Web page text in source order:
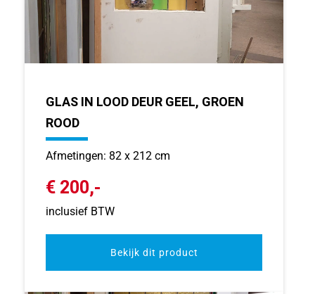
GLAS IN LOOD DEUR GEEL, GROEN
ROOD
Afmetingen: 82 x 212 cm
€ 200,-
inclusief BTW
Bekijk dit product